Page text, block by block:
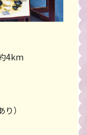
4km
）